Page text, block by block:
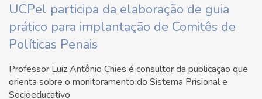
UCPel participa da elaboração de guia
prático para implantação de Comitês de
Políticas Penais
Professor Luiz Antônio Chies é consultor da publicação que
orienta sobre o monitoramento do Sistema Prisional e
Socioeducativo